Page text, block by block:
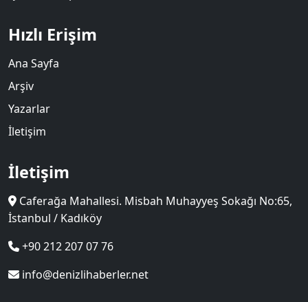
Hızlı Erişim
Ana Sayfa
Arşiv
Yazarlar
İletişim
İletişim
Caferağa Mahallesi. Misbah Muhayyeş Sokağı No:65,
İstanbul / Kadıköy
+90 212 207 07 76
info@denizlihaberler.net